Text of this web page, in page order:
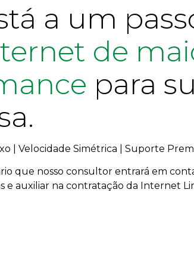
a um
de
para
| Velocidade Simétrica | Suporte
que nosso consultor entrará em
e auxiliar na contratação da Internet